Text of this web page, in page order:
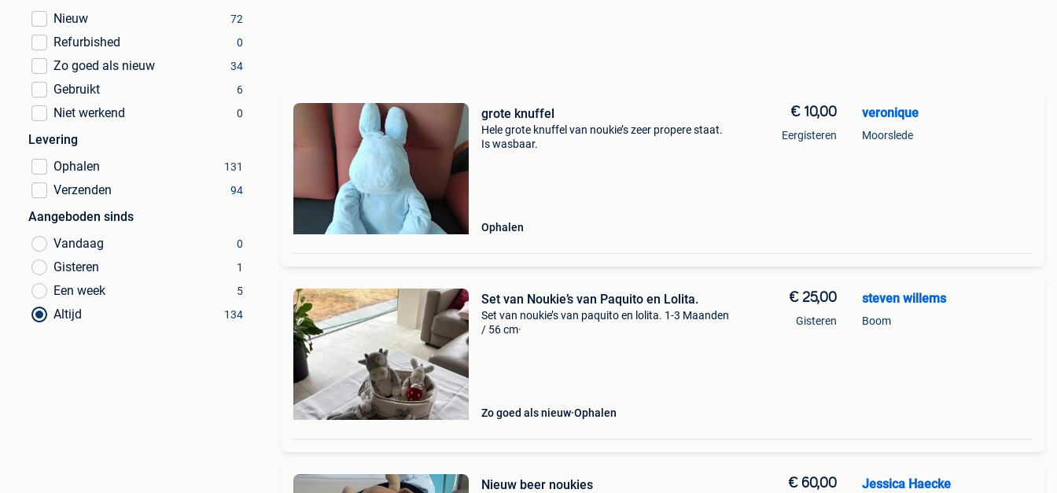
Nieuw
72
Refurbished 0
Zo goed als nieuw 34
Gebruikt 6
Niet werkend 0
Levering
Ophalen
131
Verzenden 94
Aangeboden sinds
Vandaag
0
Gisteren 1
Een week 5
Altijd 134
grote knuffel
Hele grote knuffel van noukie’s zeer propere staat.
Is wasbaar.
Ophalen
€ 10,00
Eergisteren
veronique
Moorslede
Set van Noukie’s van Paquito en Lolita.
Set van noukie’s van paquito en lolita. 1-3 Maanden
/ 56 cm·
Zo goed als nieuw Ophalen
€ 25,00
Gisteren
steven willems
Boom
Nieuw beer noukies € 60,00 Jessica Haecke